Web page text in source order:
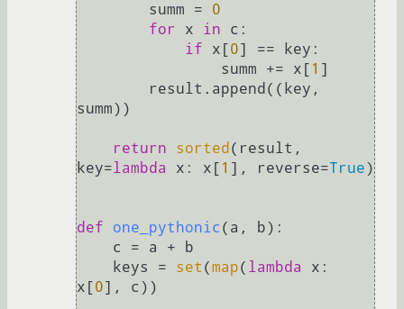
        summ =
0
for
x in c:
if x[0] == key:
                summ += x[
1 ]
summ))
return sorted (result,
key=lambda x: x[ 1 ], reverse=True)
def one_pythonic ( a, b):
    keys =
set (map( lambda
x:
x[0], c))